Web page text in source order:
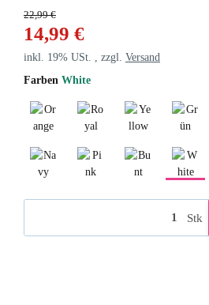
22,99 €
14,99 €
inkl. 19% USt. , zzgl. Versand
Farben White
Stk